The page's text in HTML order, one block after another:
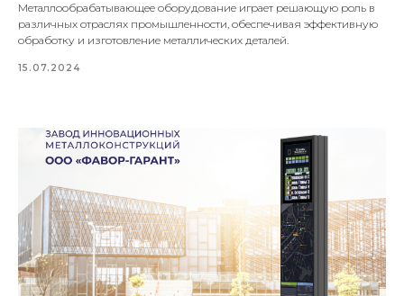
Металлообрабатывающее оборудование играет решающую роль в
различных отраслях промышленности, обеспечивая эффективную
обработку и изготовление металлических деталей.
15.07.2024